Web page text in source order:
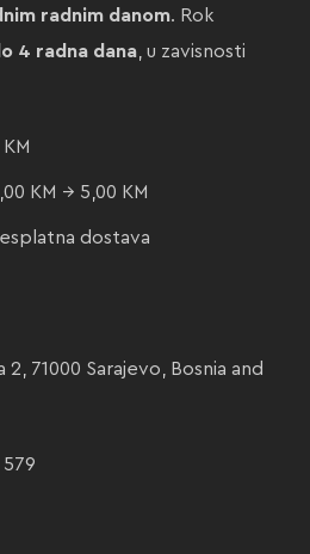
radnim danom. Rok
4 radna dana, u zavisnosti
KM → 5,00 KM
dostava
2, 71000 Sarajevo, Bosnia and
579